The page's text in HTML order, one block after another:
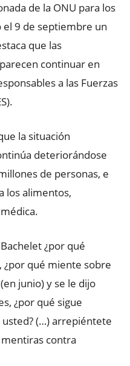
de la ONU para los
9 de septiembre un
que las
continuar en
a las Fuerzas
la situación
deteriorándose
de personas, e
los alimentos,
¿por qué
¿por qué miente sobre
junio) y se le dijo
¿por qué sigue
(…) arrepiéntete
contra